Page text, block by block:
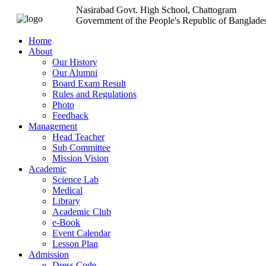
Nasirabad Govt. High School, Chattogram
Government of the People's Republic of
Home
About
Our History
Our Alumni
Board Exam Result
Rules and Regulations
Photo
Feedback
Management
Head Teacher
Sub Committee
Mission Vision
Academic
Science Lab
Medical
Library
Academic Club
e-Book
Event Calendar
Lesson Plan
Admission